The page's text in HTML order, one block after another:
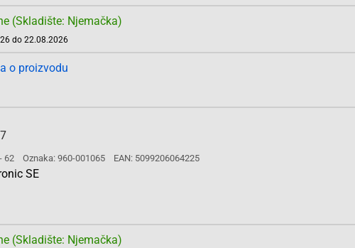
(Skladište: Njemačka)
do 22.08.2026
o proizvodu
62 Oznaka: 960-001065 EAN: 5099206064225
SE
(Skladište: Njemačka)